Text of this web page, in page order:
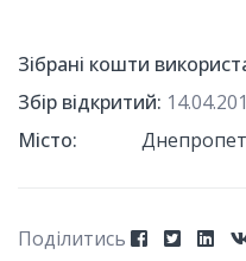
Зібрані кошти
Збір відкритий:
Місто:
Поділитись